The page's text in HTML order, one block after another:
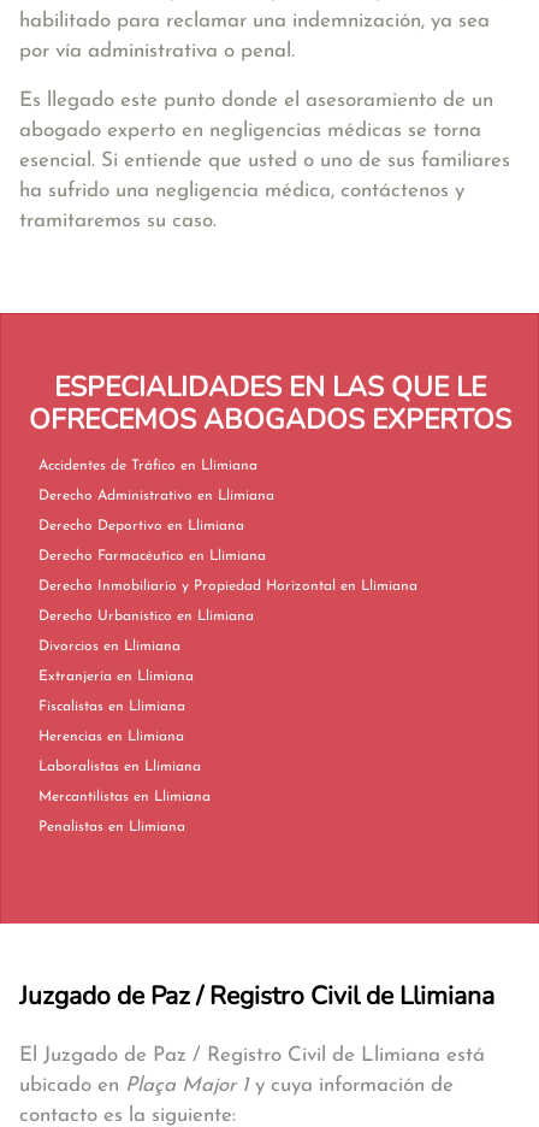
habilitado para reclamar una indemnización, ya sea
por vía administrativa o penal.
Es llegado este punto donde el asesoramiento de un
abogado experto en negligencias médicas se torna
esencial. Si entiende que usted o uno de sus familiares
ha sufrido una negligencia médica, contáctenos y
tramitaremos su caso.
ESPECIALIDADES EN LAS QUE LE
OFRECEMOS ABOGADOS EXPERTOS
Accidentes de Tráfico en Llimiana
Derecho Administrativo en Llimiana
Derecho Deportivo en Llimiana
Derecho Farmacéutico en Llimiana
Derecho Inmobiliario y Propiedad Horizontal en Llimiana
Derecho Urbanístico en Llimiana
Divorcios en Llimiana
Extranjería en Llimiana
Fiscalistas en Llimiana
Herencias en Llimiana
Laboralistas en Llimiana
Mercantilistas en Llimiana
Penalistas en Llimiana
Juzgado de Paz / Registro Civil de Llimiana
El Juzgado de Paz / Registro Civil de Llimiana está
ubicado en Plaça Major 1y cuya información de
contacto es la siguiente: